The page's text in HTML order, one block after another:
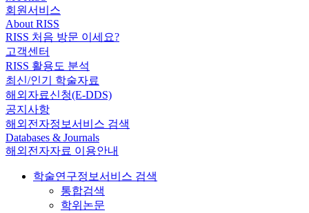
회원서비스
About RISS
RISS 처음 방문 이세요?
고객센터
RISS 활용도 분석
최신/인기 학술자료
해외자료신청(E-DDS)
공지사항
해외전자정보서비스 검색
Databases & Journals
해외전자자료 이용안내
학술연구정보서비스 검색
통합검색
학위논문